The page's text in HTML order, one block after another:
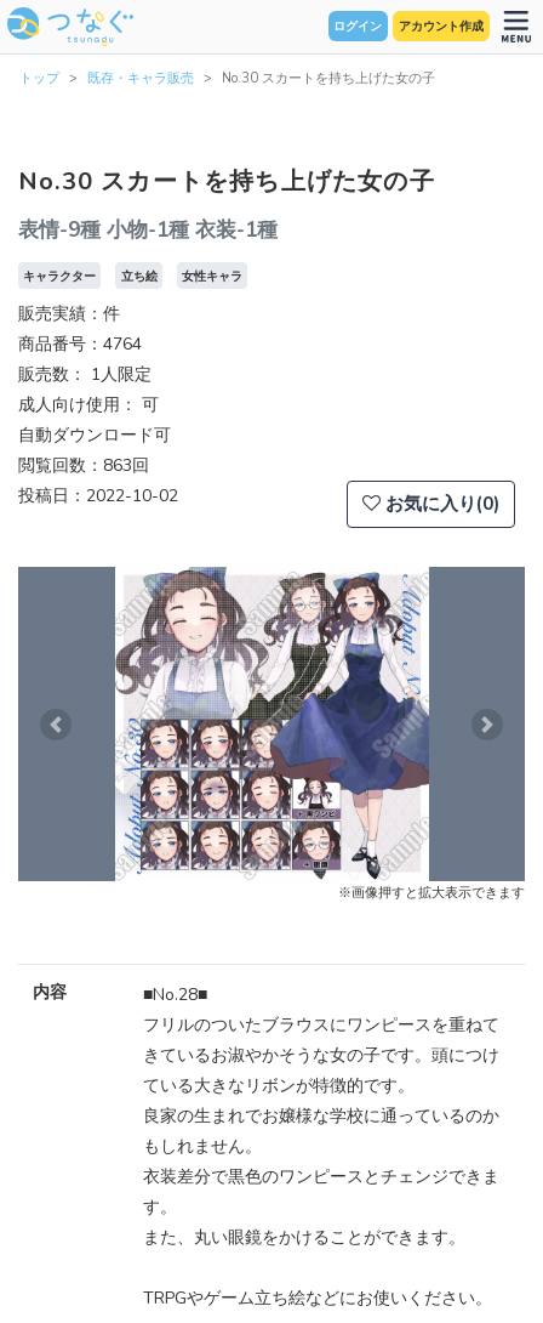
ログイン アカウント作成
トップ 既存・キャラ販売 No.30 スカートを持ち上げた女の子
No.30 スカートを持ち上げた女の子
表情-9種 小物-1種 衣装-1種
キャラクター 立ち絵 女性キャラ
販売実績：件
商品番号：4764
販売数： 1人限定
成人向け使用： 可
自動ダウンロード可
閲覧回数：863回
投稿日：2022-10-02
お気に入り(0)
Previous Next
※画像押すと拡大表示できます
内容
■No.28■
フリルのついたブラウスにワンピースを重ねて
きているお淑やかそうな女の子です。頭につけ
ている大きなリボンが特徴的です。
良家の生まれでお嬢様な学校に通っているのか
もしれません。
衣装差分で黒色のワンピースとチェンジできま
す。
また、丸い眼鏡をかけることができます。
TRPGやゲーム立ち絵などにお使いください。